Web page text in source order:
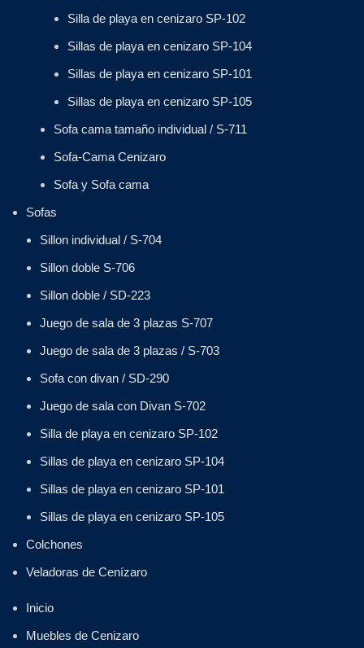
Silla de playa en cenizaro SP-102
Sillas de playa en cenizaro SP-104
Sillas de playa en cenizaro SP-101
Sillas de playa en cenizaro SP-105
Sofa cama tamaño individual / S-711
Sofa-Cama Cenizaro
Sofa y Sofa cama
Sofas
Sillon individual / S-704
Sillon doble S-706
Sillon doble / SD-223
Juego de sala de 3 plazas S-707
Juego de sala de 3 plazas / S-703
Sofa con divan / SD-290
Juego de sala con Divan S-702
Silla de playa en cenizaro SP-102
Sillas de playa en cenizaro SP-104
Sillas de playa en cenizaro SP-101
Sillas de playa en cenizaro SP-105
Colchones
Veladoras de Cenízaro
Inicio
Muebles de Cenizaro